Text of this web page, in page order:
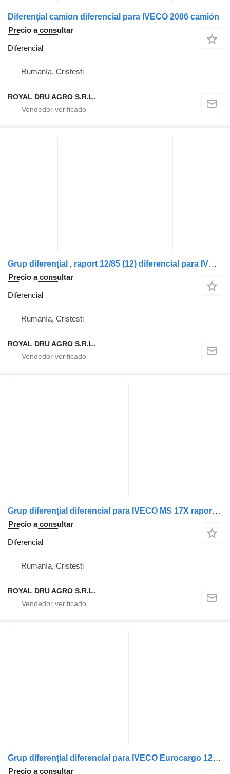
Diferențial camion diferencial para IVECO 2006 camión
Precio a consultar
Diferencial
Rumanía, Cristesti
ROYAL DRU AGRO S.R.L.
Grup diferențial , raport 12/85 (12) diferencial para IVECO MS 17X camión
Precio a consultar
Diferencial
Rumanía, Cristesti
ROYAL DRU AGRO S.R.L.
Grup diferențial diferencial para IVECO MS 17X raport 12.85-11 camión
Precio a consultar
Diferencial
Rumanía, Cristesti
ROYAL DRU AGRO S.R.L.
Grup diferențial diferencial para IVECO Eurocargo 125E raport 13:31 camión
Precio a consultar